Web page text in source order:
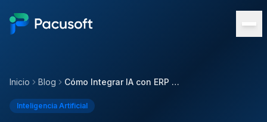
Inicio Blog Cómo Integrar IA con ERP y CRM sin Reemplazar tus Sistemas
Inteligencia Artificial